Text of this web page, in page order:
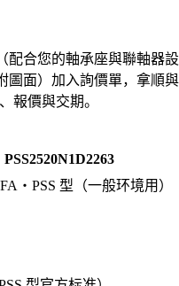
（配合您的軸承座與聯軸器設
圖面）加入詢價單，拿順與
報價與交期。
PSS2520N1D2263
・PSS 型（一般环境用）